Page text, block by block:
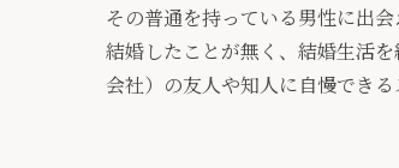
その普通を持っている男性に出
結婚したことが無く、結婚生活
会社）の友人や知人に自慢できる